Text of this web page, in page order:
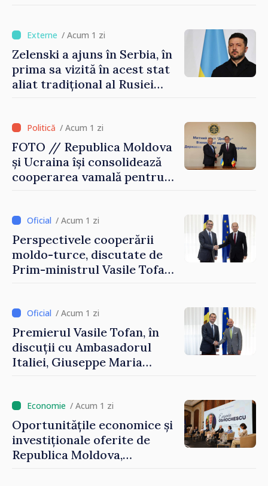
/ Acum 1 zi
Zelenski a ajuns în Serbia, în
prima sa vizită în acest stat
aliat tradițional al Rusiei
/ Acum 1 zi
FOTO // Republica Moldova
și Ucraina își consolidează
cooperarea vamală pentru
Reuniune la Moghiliov-
Podolsk
/ Acum 1 zi
Perspectivele cooperării
moldo-turce, discutate de
Prim-ministrul Vasile Tofan
/ Acum 1 zi
Premierul Vasile Tofan, în
discuții cu Ambasadorul
Italiei, Giuseppe Maria
/ Acum 1 zi
Oportunitățile economice și
investiționale oferite de
Republica Moldova,